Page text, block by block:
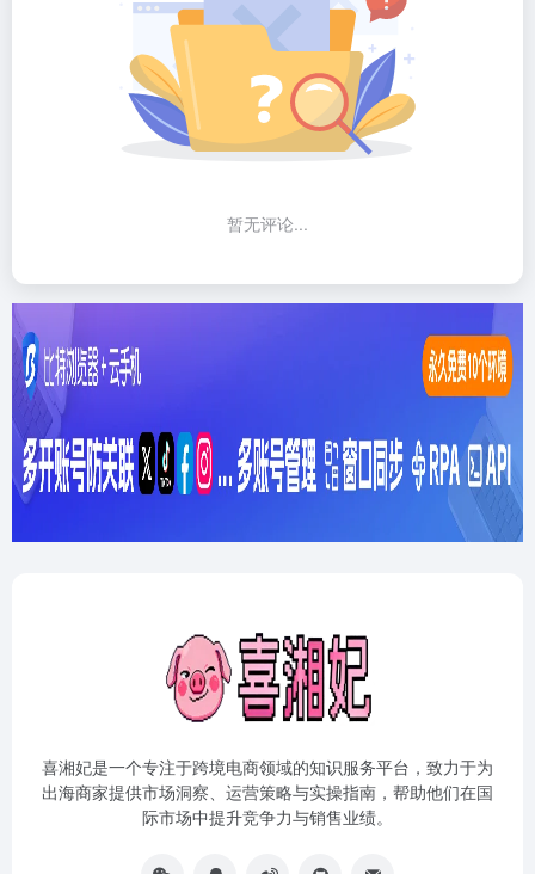
暂无评论...
喜湘妃是一个专注于跨境电商领域的知识服务平台，致力于为
出海商家提供市场洞察、运营策略与实操指南，帮助他们在国
际市场中提升竞争力与销售业绩。